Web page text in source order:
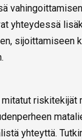
yhteydessä
sijoittamiseen
mitatut
yhteyttä.